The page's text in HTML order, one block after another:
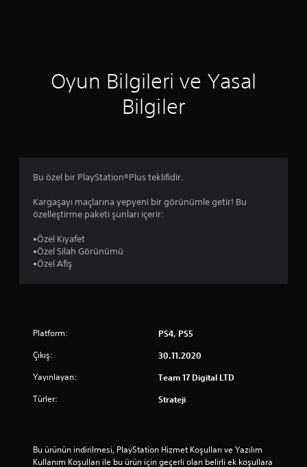
n
1
d
Oyun Bilgileri ve Yasal
Bilgiler
Bu özel bir PlayStation®Plus teklifidir.
Kargaşayı maçlarına yepyeni bir görünümle getir! Bu
özelleştirme paketi şunları içerir:
•Özel Kıyafet
•Özel Silah Görünümü
•Özel Afiş
Platform: PS4, PS5
Çıkış: 30.11.2020
Yayınlayan: Team 17 Digital LTD
Türler: Strateji
Bu ürünün indirilmesi, PlayStation Hizmet Koşulları ve Yazılım
Kullanım Koşulları ile bu ürün için geçerli olan belirli ek koşullara